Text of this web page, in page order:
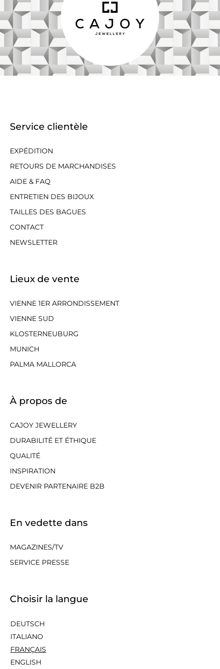
Service clientèle
EXPÉDITION
RETOURS DE MARCHANDISES
AIDE & FAQ
ENTRETIEN DES BIJOUX
TAILLES DES BAGUES
CONTACT
NEWSLETTER
Lieux de vente
VIENNE 1ER ARRONDISSEMENT
VIENNE SUD
KLOSTERNEUBURG
MUNICH
PALMA MALLORCA
À propos de
CAJOY JEWELLERY
DURABILITÉ ET ÉTHIQUE
QUALITÉ
INSPIRATION
DEVENIR PARTENAIRE B2B
En vedette dans
MAGAZINES/TV
SERVICE PRESSE
Choisir la langue
DEUTSCH
ITALIANO
FRANÇAIS
ENGLISH